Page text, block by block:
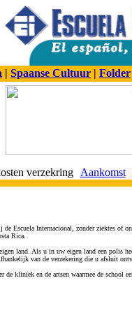
| Spaanse Cultuur | Folder
verzekring Aankomst
Escuela Internacional, zonder ziektes
Rica.
land. Als u in uw eigen land een polis
van de verzekering die u afsluit
kliniek en de artsen waarmee de school